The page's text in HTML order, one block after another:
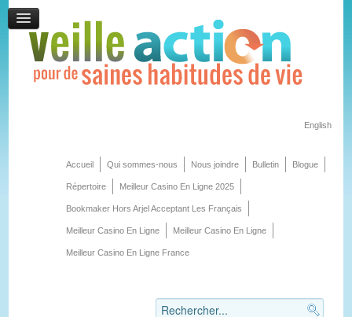
English
Accueil Qui sommes-nous Nous joindre Bulletin Blogue
Répertoire Meilleur Casino En Ligne 2025
Bookmaker Hors Arjel Acceptant Les Français
Meilleur Casino En Ligne Meilleur Casino En Ligne
Meilleur Casino En Ligne France